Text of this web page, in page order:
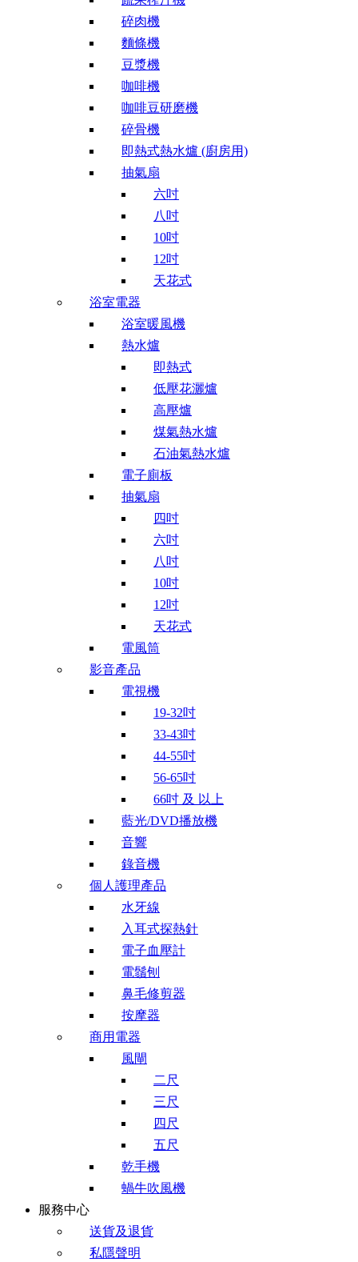
碎肉機
麵條機
豆漿機
咖啡機
咖啡豆研磨機
碎骨機
即熱式熱水爐 (廚房用)
抽氣扇
六吋
八吋
10吋
12吋
天花式
浴室電器
浴室暖風機
熱水爐
即熱式
低壓花灑爐
高壓爐
煤氣熱水爐
石油氣熱水爐
電子廁板
抽氣扇
四吋
六吋
八吋
10吋
12吋
天花式
電風筒
影音產品
電視機
19-32吋
33-43吋
44-55吋
56-65吋
66吋 及 以上
藍光/DVD播放機
音響
錄音機
個人護理產品
水牙線
入耳式探熱針
電子血壓計
電鬚刨
鼻毛修剪器
按摩器
商用電器
風閘
二尺
三尺
四尺
五尺
乾手機
蝸牛吹風機
服務中心
送貨及退貨
私隱聲明